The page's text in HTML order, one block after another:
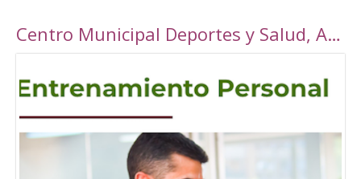
con una cuidada ambientación navideña. El
Ayuntamiento pasarán ser un parque navideño
donde se colocará un tobogán de hielo
artificial y un tiovivo, acompañados de un
alumbrado navideño digno de la hermosura de
nuestra localidad junto a puestos de castañas,
Centro Municipal Deportes y Salud, Alcalá la Real